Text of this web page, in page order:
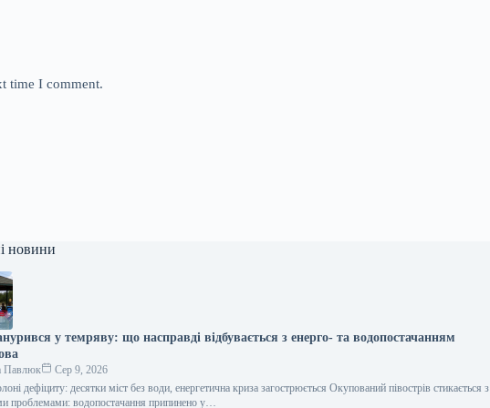
time I comment.
новини
у темряву: що насправді відбувається з енерго- та водопостачанням
Павлюк
Сер 9, 2026
дефіциту: десятки міст без води, енергетична криза загострюється Окупований півострів стикається з
проблемами: водопостачання припинено у…